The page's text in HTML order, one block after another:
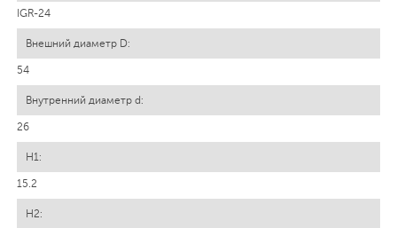
IGR-24
54
26
15.2